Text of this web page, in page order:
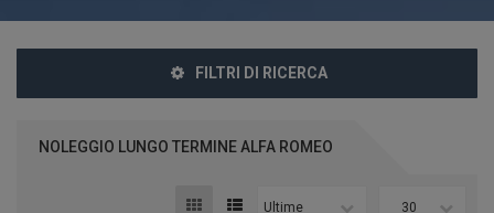
FILTRI DI RICERCA
NOLEGGIO LUNGO TERMINE ALFA ROMEO
Ultime 30